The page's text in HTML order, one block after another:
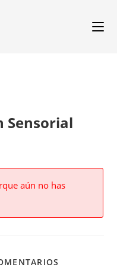
Sensorial
aún no has